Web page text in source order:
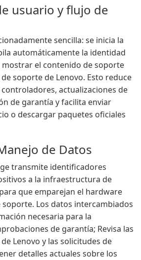
usuario y flujo de
sencilla: se inicia la
automáticamente la identidad
el contenido de soporte
soporte de Lenovo. Esto reduce
actualizaciones de
de garantía y facilita enviar
o descargar paquetes oficiales
de Datos
transmite identificadores
a la infraestructura de
que emparejan el hardware
Los datos intercambiados
necesaria para la
de garantía; Revisa las
Lenovo y las solicitudes de
detalles actuales sobre los